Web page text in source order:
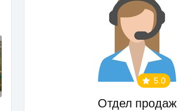
5.0
Отдел продаж